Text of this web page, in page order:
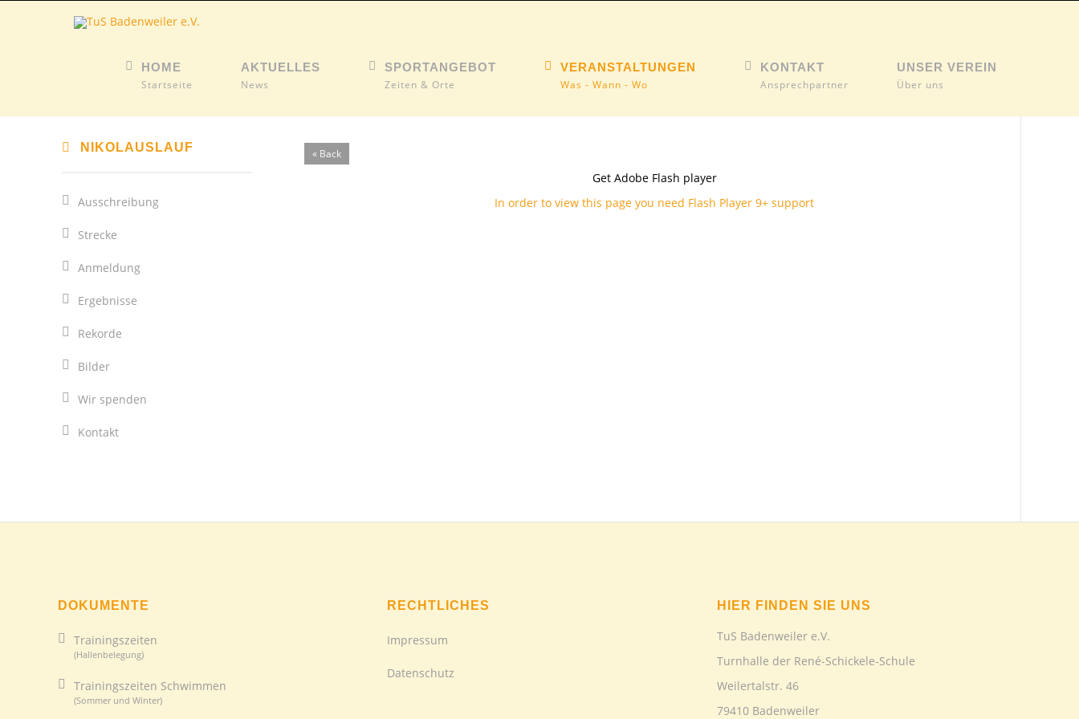
HOME
Startseite
AKTUELLES
News
SPORTANGEBOT
Zeiten & Orte
VERANSTALTUNGEN
Was - Wann - Wo
KONTAKT
Ansprechpartner
UNSER VEREIN
Über uns
« Back
Get Adobe Flash player
In order to view this page you need Flash Player 9+ support
NIKOLAUSLAUF
Ausschreibung
Strecke
Anmeldung
Ergebnisse
Rekorde
Bilder
Wir spenden
Kontakt
DOKUMENTE
Trainingszeiten
(Hallenbelegung)
Trainingszeiten Schwimmen
(Sommer und Winter)
RECHTLICHES
Impressum
Datenschutz
HIER FINDEN SIE UNS
TuS Badenweiler e.V.
Turnhalle der René-Schickele-Schule
Weilertalstr. 46
79410 Badenweiler